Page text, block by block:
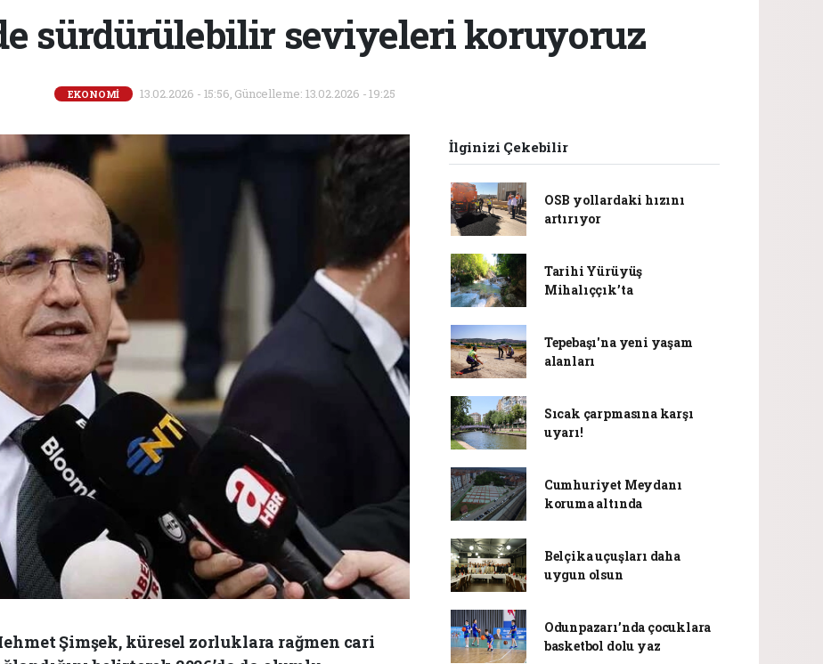
sürdürülebilir seviyeleri koruyoruz
EKONOMİ 13.02.2026 - 15:56, Güncelleme: 13.02.2026 - 19:25
Şimşek, küresel zorluklara rağmen cari
İlginizi Çekebilir
OSB yollardaki hızını
artırıyor
Tarihi Yürüyüş
Mihalıççık’ta
Tepebaşı'na yeni yaşam
alanları
Sıcak çarpmasına karşı
uyarı!
Cumhuriyet Meydanı
koruma altında
Belçika uçuşları daha
uygun olsun
Odunpazarı’nda çocuklara
basketbol dolu yaz